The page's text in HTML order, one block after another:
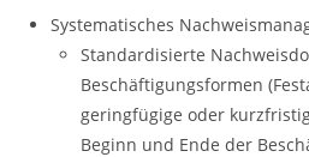
Systematisches
Standardisierte
Beschäftigungsformen
geringfügige oder
Beginn und Ende der